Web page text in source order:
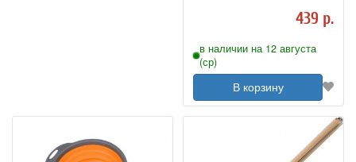
439 р.
в наличии на 12 августа
(ср)
В корзину